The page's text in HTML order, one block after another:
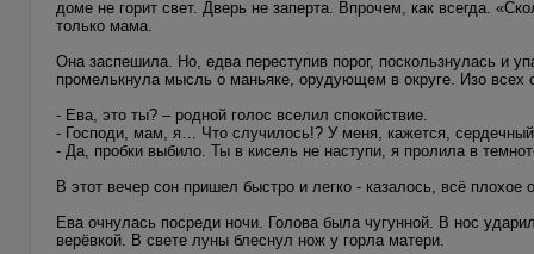
доме не горит свет. Дверь не заперта. Впрочем, как всегда.
только мама.
Она заспешила. Но, едва переступив порог, поскользнулась и
промелькнула мысль о маньяке, орудующем в округе. Изо
- Ева, это ты? – родной голос вселил спокойствие.
- Господи, мам, я… Что случилось!? У меня, кажется,
- Да, пробки выбило. Ты в кисель не наступи, я пролила в
В этот вечер сон пришел быстро и легко - казалось, всё плохое
Ева очнулась посреди ночи. Голова была чугунной. В нос
верёвкой. В свете луны блеснул нож у горла матери.